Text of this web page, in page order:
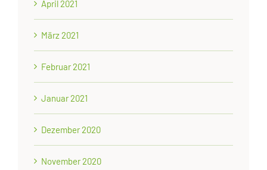
April 2021
März 2021
Februar 2021
Januar 2021
Dezember 2020
November 2020